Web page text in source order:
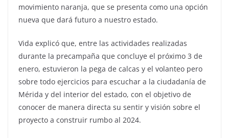
movimiento naranja, que se presenta como una opción
nueva que dará futuro a nuestro estado.
Vida explicó que, entre las actividades realizadas
durante la precampaña que concluye el próximo 3 de
enero, estuvieron la pega de calcas y el volanteo pero
sobre todo ejercicios para escuchar a la ciudadanía de
Mérida y del interior del estado, con el objetivo de
conocer de manera directa su sentir y visión sobre el
proyecto a construir rumbo al 2024.